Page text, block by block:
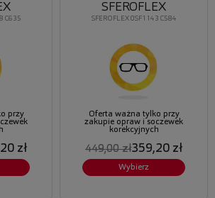
C635
przy
zł
SFEROFLEX 0SF1143 C584
SFEROFLEX
Oferta ważna tylko przy
zakupie opraw i soczewek
korekcyjnych
449,00 zł359,20 zł
Wybierz